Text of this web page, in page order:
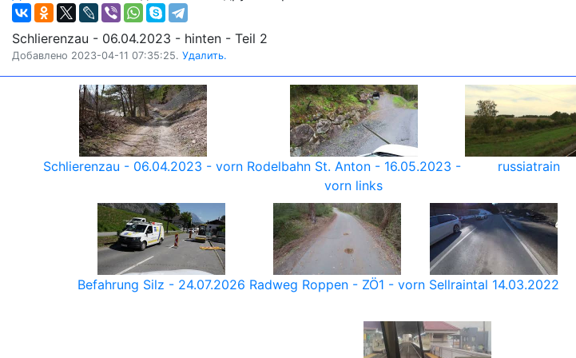
Schlierenzau - 06.04.2023 - hinten - Teil 2
Добавлено 2023-04-11 07:35:25. Удалить.
Schlierenzau - 06.04.2023 - vorn Rodelbahn St. Anton - 16.05.2023 -
vorn links
russiatrain
Befahrung Silz - 24.07.2026 Radweg Roppen - ZÖ1 - vorn Sellraintal 14.03.2022